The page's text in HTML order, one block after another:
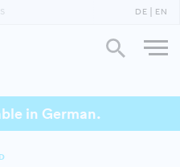
DE EN
in German.